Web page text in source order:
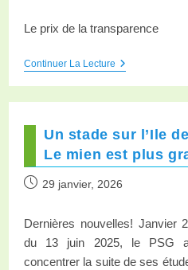
Le prix de la transparence
Continuer La Lecture
Un stade sur l’Ile
Le mien est plus
29 janvier, 2026
Dernières nouvelles! Janvier
du 13 juin 2025, le PSG
concentrer la suite de ses